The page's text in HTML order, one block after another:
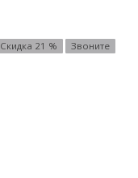
Скидка 21 % Звоните